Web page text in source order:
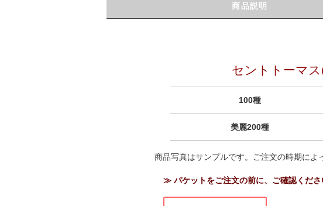
商品説明
セントトーマ
100種
美麗200種
商品写真はサンプルです。ご注文の時期によ
≫ パケットをご注文の前に、ご確認くださ